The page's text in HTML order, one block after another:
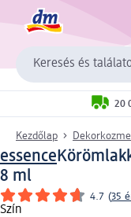
Keresés és
20
Kezdőlap
essence
8 ml
4.7 (35
Szín